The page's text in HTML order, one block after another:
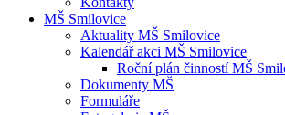
MŠ Smilovice
Aktuality MŠ Smilovice
Kalendář akci MŠ Smilovice
Roční plán činností MŠ
Dokumenty MŠ
Formuláře